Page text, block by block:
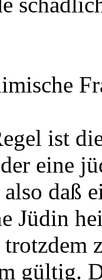
ist
eine
daß
Jüdin
gültig.